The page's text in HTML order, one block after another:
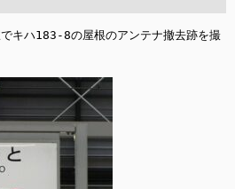
ハ183-8の屋根のアンテナ撤去跡を撮